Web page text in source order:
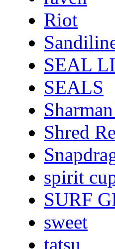
Riot
SEAL
SEALS
Shred
spirit
SURF
sweet
tatsu